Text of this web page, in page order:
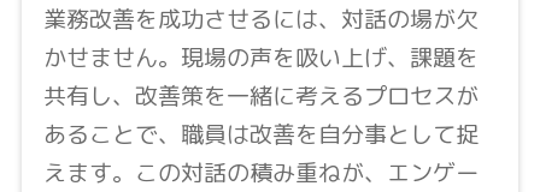
業務改善を成功させるには、対話の場が欠
かせません。現場の声を吸い上げ、課題を
共有し、改善策を一緒に考えるプロセスが
あることで、職員は改善を自分事として捉
えます。この対話の積み重ねが、エンゲー